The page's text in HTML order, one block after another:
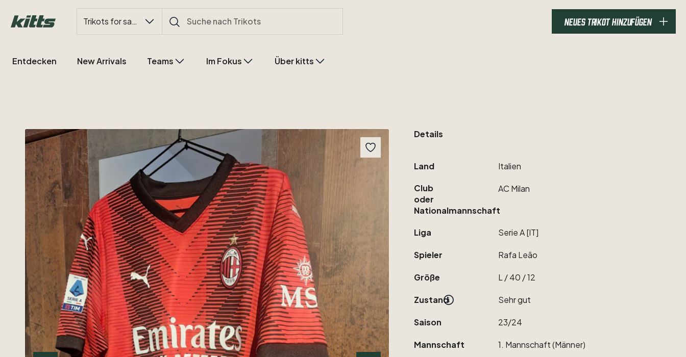
Trikots for sale NEUES TRIKOT HINZUFÜGEN
Entdecken New Arrivals Teams Im Fokus Über kitts
Details
Land Italien
Club
oder
Nationalmannschaft
AC Milan
Liga SerieA[IT]
Spieler Rafa Leão
Größe L ​/​40 ​/​12
Zustand Sehrgut
Saison 23​/​24
Mannschaft 1. Mannschaft(Männer)